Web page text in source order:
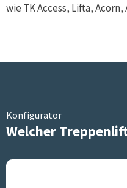
wie TK Access, Lifta, Acorn,
Konfigurator
Welcher